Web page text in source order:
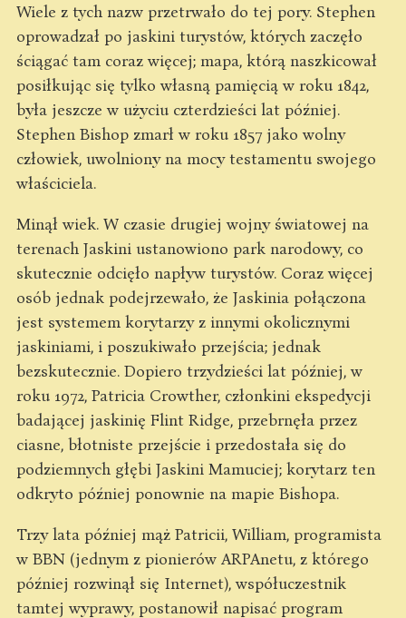
Wiele z tych nazw przetrwało do tej pory. Stephen
oprowadzał po jaskini turystów, których zaczęło
ściągać tam coraz więcej; mapa, którą naszkicował
posiłkując się tylko własną pamięcią w roku 1842,
była jeszcze w użyciu czterdzieści lat później.
Stephen Bishop zmarł w roku 1857 jako wolny
człowiek, uwolniony na mocy testamentu swojego
właściciela.
Minął wiek. W czasie drugiej wojny światowej na
terenach Jaskini ustanowiono park narodowy, co
skutecznie odcięło napływ turystów. Coraz więcej
osób jednak podejrzewało, że Jaskinia połączona
jest systemem korytarzy z innymi okolicznymi
jaskiniami, i poszukiwało przejścia; jednak
bezskutecznie. Dopiero trzydzieści lat później, w
roku 1972, Patricia Crowther, członkini ekspedycji
badającej jaskinię Flint Ridge, przebrnęła przez
ciasne, błotniste przejście i przedostała się do
podziemnych głębi Jaskini Mamuciej; korytarz ten
odkryto później ponownie na mapie Bishopa.
Trzy lata później mąż Patricii, William, programista
w BBN (jednym z pionierów ARPAnetu, z którego
później rozwinął się Internet), współuczestnik
tamtej wyprawy, postanowił napisać program